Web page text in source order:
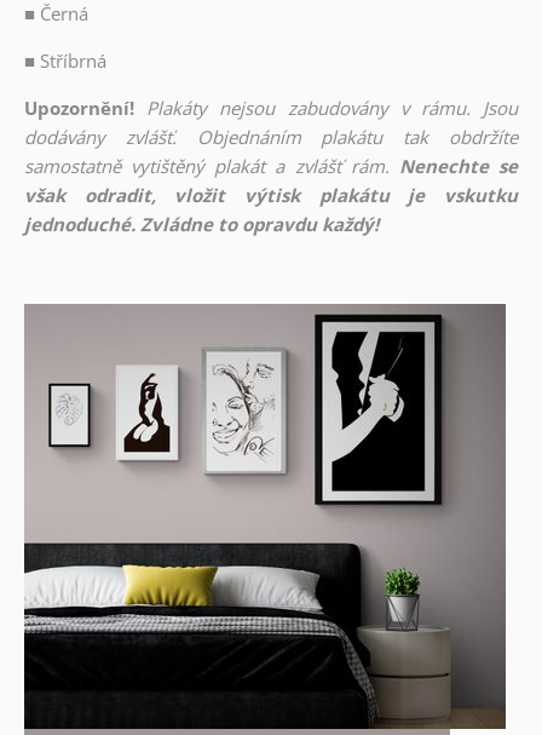
■ Černá
■ Stříbrná
Upozornění! Plakáty nejsou zabudovány v rámu. Jsou
dodávány zvlášť. Objednáním plakátu tak obdržíte
samostatně vytištěný plakát a zvlášť rám. Nenechte se
však odradit, vložit výtisk plakátu je vskutku
jednoduché. Zvládne to opravdu každý!